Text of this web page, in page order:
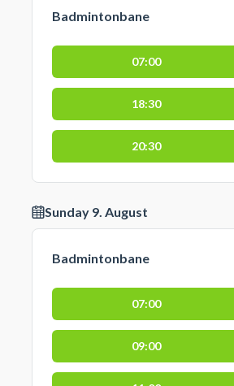
Badmintonbane
07:00
18:30
20:30
Sunday 9. August
Badmintonbane
07:00
09:00